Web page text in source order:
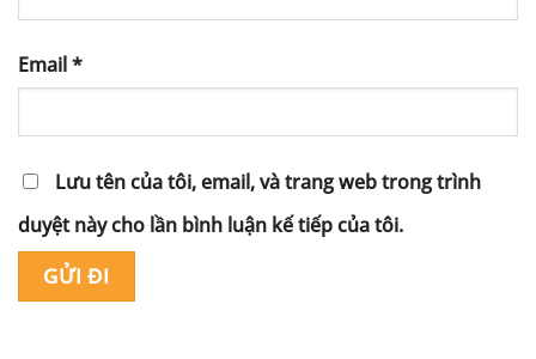
Email*
Lưu tên của tôi, email, và trang web trong trình
duyệt này cho lần bình luận kế tiếp của tôi.